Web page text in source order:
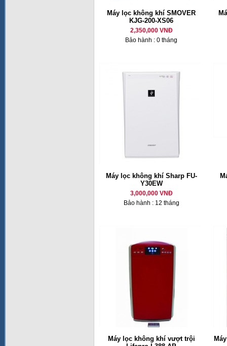
Máy lọc không khí SMOVER
KJG-200-XS06
2,350,000 VNĐ
Bảo hành : 0 tháng
Máy lọc không khí Sharp FU-
Y30EW
3,000,000 VNĐ
Bảo hành : 12 tháng
Máy lọc không khí vượt trội